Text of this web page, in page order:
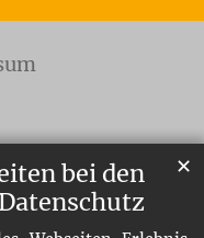
bei den
✕